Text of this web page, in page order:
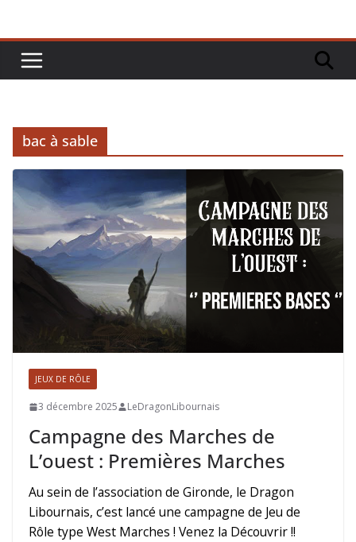
bac à sable
JEUX DE RÔLE
3 décembre 2025 LeDragonLibournais
Campagne des Marches de
L’ouest : Premières Marches
Au sein de l’association de Gironde, le Dragon
Libournais, c’est lancé une campagne de Jeu de
Rôle type West Marches ! Venez la Découvrir !!